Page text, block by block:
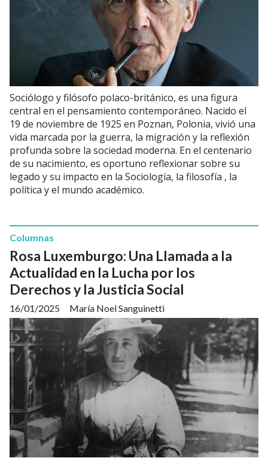
Sociólogo y filósofo polaco-británico, es una figura
central en el pensamiento contemporáneo. Nacido el
19 de noviembre de 1925 en Poznan, Polonia, vivió una
vida marcada por la guerra, la migración y la reflexión
profunda sobre la sociedad moderna. En el centenario
de su nacimiento, es oportuno reflexionar sobre su
legado y su impacto en la Sociología, la filosofía , la
política y el mundo académico.
Rosa Luxemburgo: Una Llamada a la
Actualidad en la Lucha por los
Derechos y la Justicia Social
María Noel Sanguinetti
Columnas
16/01/2025